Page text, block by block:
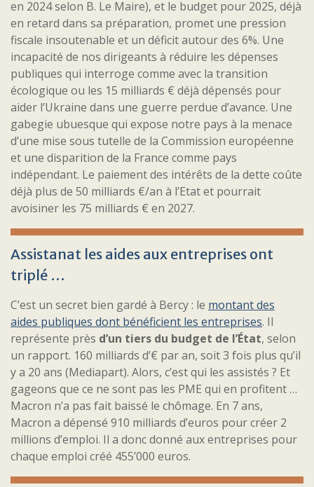
en 2024 selon B. Le Maire), et le budget pour 2025, déjà
en retard dans sa préparation, promet une pression
fiscale insoutenable et un déficit autour des 6%. Une
incapacité de nos dirigeants à réduire les dépenses
publiques qui interroge comme avec la transition
écologique ou les 15 milliards € déjà dépensés pour
aider l’Ukraine dans une guerre perdue d’avance. Une
gabegie ubuesque qui expose notre pays à la menace
d’une mise sous tutelle de la Commission européenne
et une disparition de la France comme pays
indépendant. Le paiement des intérêts de la dette coûte
déjà plus de 50 milliards €/an à l’Etat et pourrait
avoisiner les 75 milliards € en 2027.
Assistanat les aides aux entreprises ont
triplé …
C’est un secret bien gardé à Bercy : le montant des
aides publiques dont bénéficient les entreprises. Il
représente près d’un tiers du budget de l’État, selon
un rapport. 160 milliards d’€ par an, soit 3 fois plus qu’il
y a 20 ans (Mediapart). Alors, c’est qui les assistés ? Et
gageons que ce ne sont pas les PME qui en profitent …
Macron n’a pas fait baissé le chômage. En 7 ans,
Macron a dépensé 910 milliards d’euros pour créer 2
millions d’emploi. Il a donc donné aux entreprises pour
chaque emploi créé 455’000 euros.